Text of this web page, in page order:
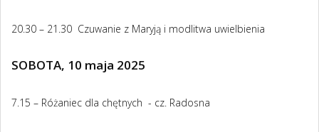
20.30 – 21.30 Czuwanie z Maryją i modlitwa uwielbienia
SOBOTA, 10 maja 2025
7.15 – Różaniec dla chętnych - cz. Radosna